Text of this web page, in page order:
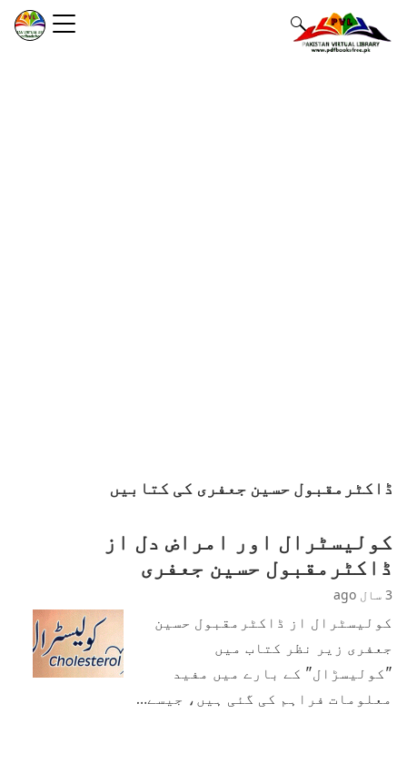
ڈاکٹرمقبول حسین جعفری کی کتابیں
کولیسٹرال اور امراض دل از
ڈاکٹرمقبول حسین جعفری
3 سال ago
کولیسٹرال از ڈاکٹرمقبول حسین
جعفری زیر نظر کتاب میں
"کولیسڑال" کے بارے میں مفید
معلومات فراہم کی گئی ہیں، جیسے…